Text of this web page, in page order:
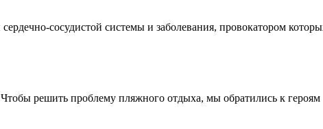
сосудистой системы и заболевания, провокатором
решить проблему пляжного отдыха, мы обратились к